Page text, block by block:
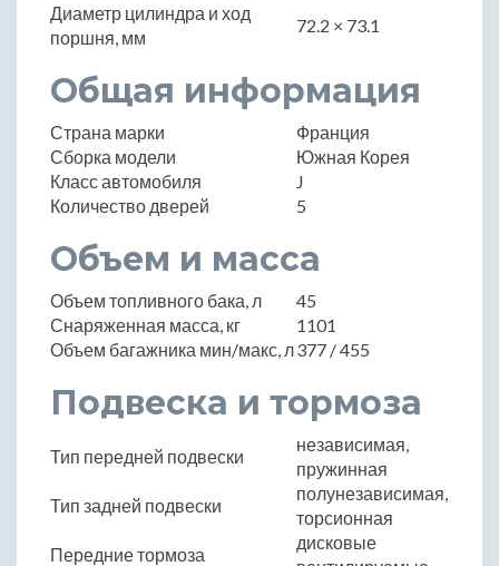
Диаметр цилиндра и ход
поршня, мм
72.2 × 73.1
Общая информация
Страна марки
Франция
Сборка модели
Южная Корея
Класс автомобиля
J
Количество дверей
5
Объем и масса
Объем топливного бака, л
45
Снаряженная масса, кг
1101
Объем багажника мин/макс, л377 / 455
Подвеска и тормоза
Тип передней подвески
независимая,
пружинная
Тип задней подвески
полунезависимая,
торсионная
Передние тормоза
дисковые